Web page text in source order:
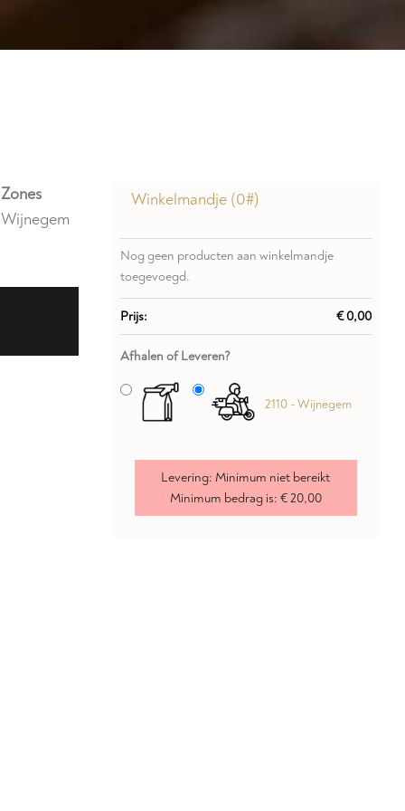
Wijnegem
Winkelmandje (0#)
Nog geen producten aan winkelmandje
toegevoegd.
Prijs: € 0,00
Afhalen of Leveren?
2110 - Wijnegem
Levering: Minimum niet bereikt
Minimum bedrag is: € 20,00